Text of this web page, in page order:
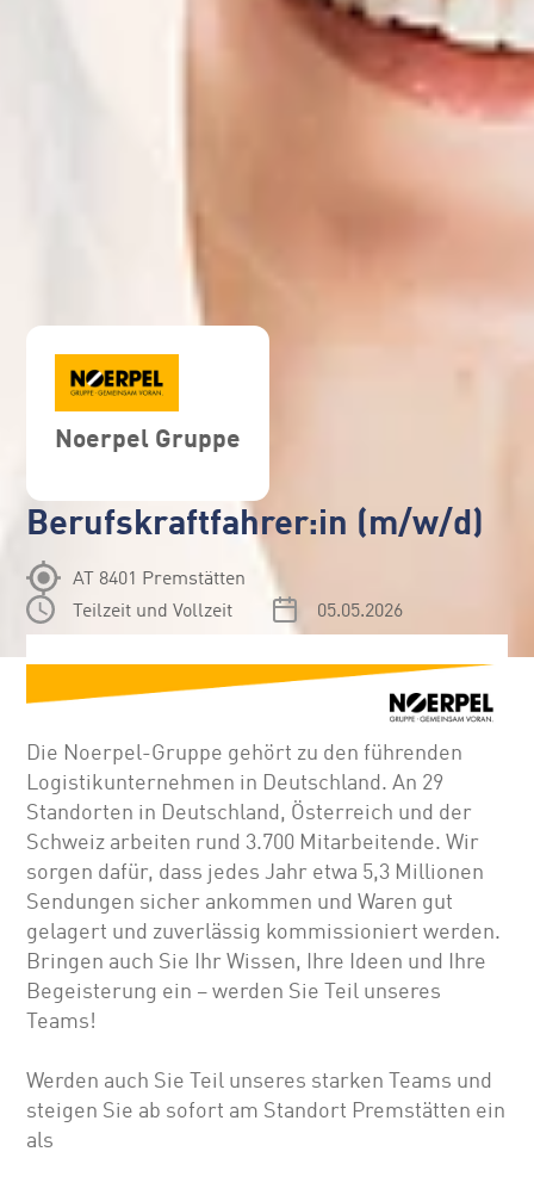
Noerpel Gruppe
Berufskraftfahrer:in (m/w/d)
AT 8401 Premstätten
Teilzeit und Vollzeit
05.05.2026
Die Noerpel-Gruppe gehört zu den führenden
Logistikunternehmen in Deutschland. An 29
Standorten in Deutschland, Österreich und der
Schweiz arbeiten rund 3.700 Mitarbeitende. Wir
sorgen dafür, dass jedes Jahr etwa 5,3 Millionen
Sendungen sicher ankommen und Waren gut
gelagert und zuverlässig kommissioniert werden.
Bringen auch Sie Ihr Wissen, Ihre Ideen und Ihre
Begeisterung ein – werden Sie Teil unseres
Teams!
Werden auch Sie Teil unseres starken Teams und
steigen Sie ab sofort am Standort Premstätten ein
als